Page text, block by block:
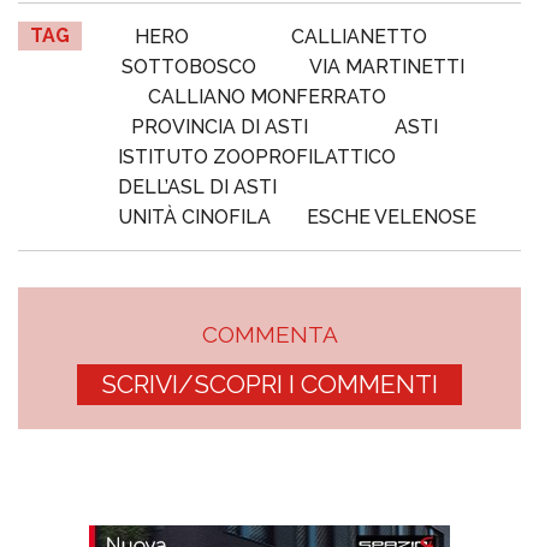
TAG HERO
CALLIANETTO
SOTTOBOSCO
VIA MARTINETTI
CALLIANO MONFERRATO
PROVINCIA DI ASTI
ASTI
ISTITUTO ZOOPROFILATTICO
DELL’ASL DI ASTI
UNITÀ CINOFILA
ESCHE VELENOSE
COMMENTA
SCRIVI/SCOPRI I COMMENTI